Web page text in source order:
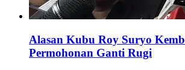
Alasan Kubu Roy Suryo
Permohonan Ganti Rugi